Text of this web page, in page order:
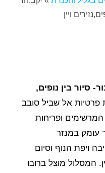
ויין
סיור בין נופים,
פרטיות אל שביל סובב
ופריחות
עומק במנזר
ויפת הנוף וסיום
המסלול מוצל ברובו